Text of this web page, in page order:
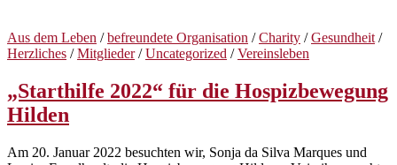
Aus dem Leben /befreundete Organisation /Charity /Gesundheit /
Herzliches /Mitglieder/Uncategorized /Vereinsleben
„Starthilfe 2022“ für die Hospizbewegung
Hilden
Am 20. Januar 2022 besuchten wir, Sonja da Silva Marques und